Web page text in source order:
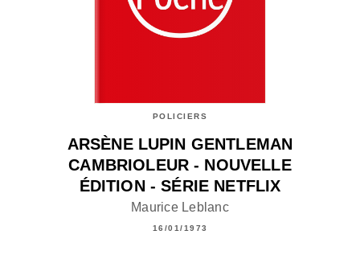
POLICIERS
ARSÈNE LUPIN GENTLEMAN
CAMBRIOLEUR - NOUVELLE
ÉDITION - SÉRIE NETFLIX
Maurice Leblanc
16/01/1973